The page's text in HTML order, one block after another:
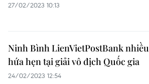
27/02/2023 10:13
Ninh Bình LienVietPostBank nhiều
hứa hẹn tại giải vô địch Quốc gia
24/02/2023 12:54